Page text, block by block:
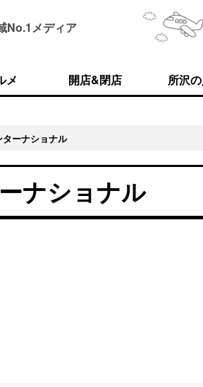
No.1メディア
メ 開店&閉店 所沢
ーナショナル
ナショナル